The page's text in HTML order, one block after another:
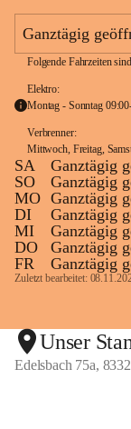
m
Ganztägig
Folgende Fahrzeiten
Elektro:
Montag - Sonntag
Verbrenner:
Mittwoch, Freitag,
SA
Ganztägig
SO
Ganztägig
MO Ganztägig
DI
Ganztägig
MI
Ganztägig
DO
Ganztägig
FR
Ganztägig
Zuletzt bearbeitet:
Unser
Edelsbach 75a,